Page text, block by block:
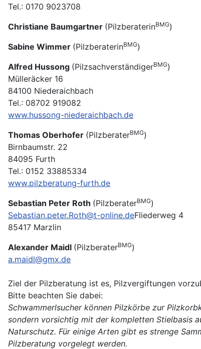
Tel.: 0170 9023708
Christiane Baumgartner (PilzberaterinBMG)
Sabine Wimmer (PilzberaterinBMG)
Alfred Hussong (PilzsachverständigerBMG)
Mülleräcker 16
84100 Niederaichbach
Tel.: 08702 919082
www.hussong-niederaichbach.de
Thomas Oberhofer (PilzberaterBMG)
Birnbaumstr. 22
84095 Furth
Tel.: 0152 33885334
www.pilzberatung-furth.de
Sebastian Peter Roth (PilzberaterBMG)
Sebastian.peter.Roth@t-online.deFliederweg 4
85417 Marzlin
Alexander Maidl (PilzberaterBMG)
a.maidl@gmx.de
Ziel der Pilzberatung ist es, Pilzvergiftungen
Bitte beachten Sie dabei:
Schwammerlsucher können Pilzkörbe zur
sondern vorsichtig mit der kompletten Stielbasis
Naturschutz. Für einige Arten gibt es strenge
Pilzberatung vorgelegt werden.